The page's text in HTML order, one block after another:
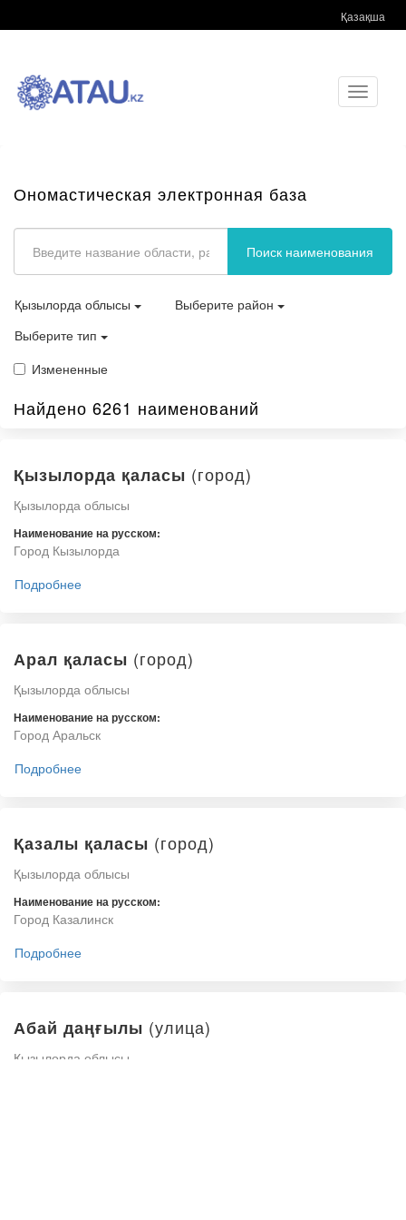
Қазақша
Toggle
Ономастическая электронная база
Поиск наименования
Қызылорда облысы
Выберите район
Выберите тип
Измененные
Найдено 6261 наименований
Қызылорда қаласы (город)
Қызылорда облысы
Наименование на русском:
Город Кызылорда
Подробнее
Арал қаласы (город)
Қызылорда облысы
Наименование на русском:
Город Аральск
Подробнее
Қазалы қаласы (город)
Қызылорда облысы
Наименование на русском:
Город Казалинск
Подробнее
Абай даңғылы (улица)
Қызылорда облысы